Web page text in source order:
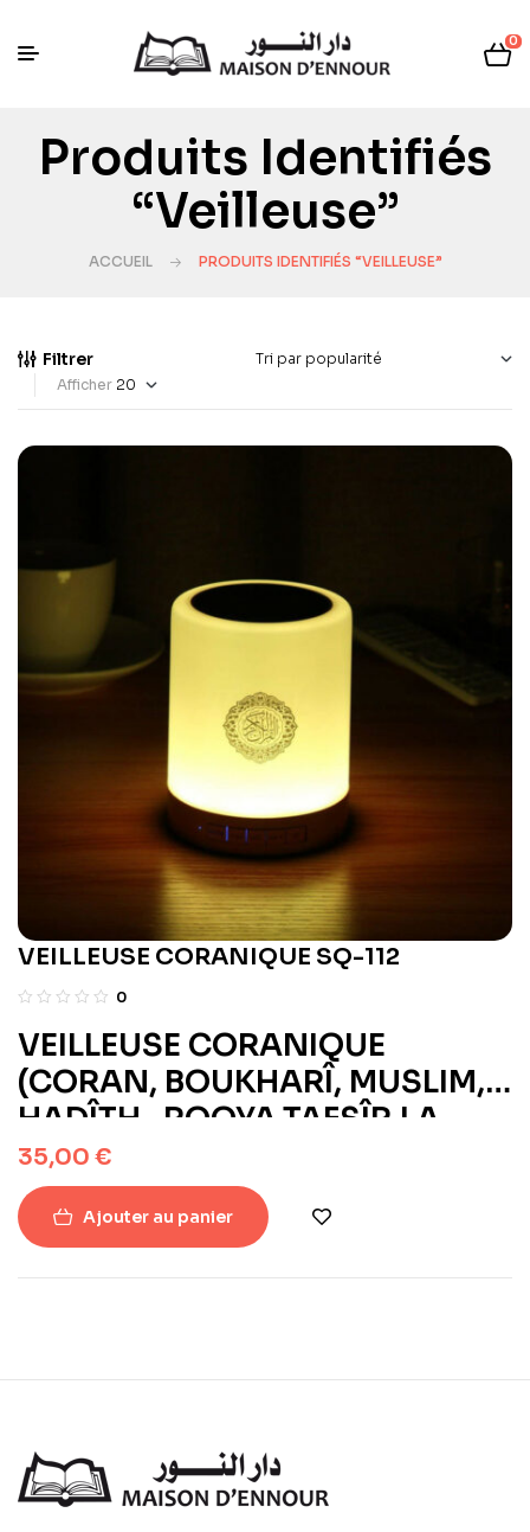
0
Produits Identifiés
“veilleuse”
ACCUEIL PRODUITS IDENTIFIÉS “VEILLEUSE”
Filtrer
Afficher
VEILLEUSE CORANIQUE SQ-112
0
VEILLEUSE CORANIQUE
(CORAN, BOUKHARÎ, MUSLIM,
HADÎTH, ROQYA,TAFSÎR,LA
CITADELLE DU MUSULMAN,LA
REGLE ANNURANIYA, FM, MP3,
BLUETOOTH, …) – SQ-112
35,00 €
Ajouter au panier